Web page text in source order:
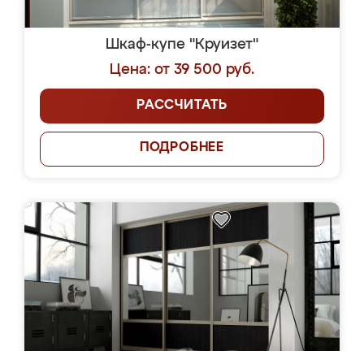
Шкаф-купе "Круизет"
Цена: от 39 500 руб.
РАССЧИТАТЬ
ПОДРОБНЕЕ